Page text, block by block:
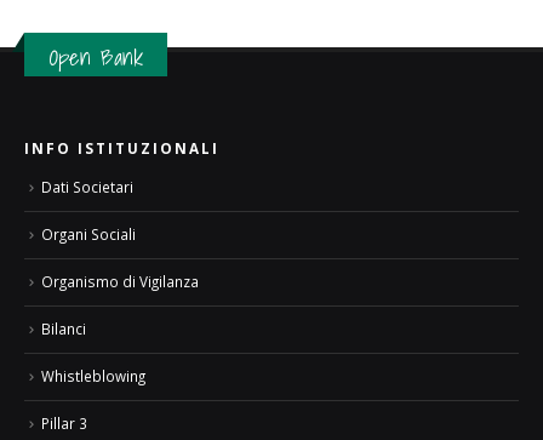
Open Bank
INFO ISTITUZIONALI
Dati Societari
Organi Sociali
Organismo di Vigilanza
Bilanci
Whistleblowing
Pillar 3